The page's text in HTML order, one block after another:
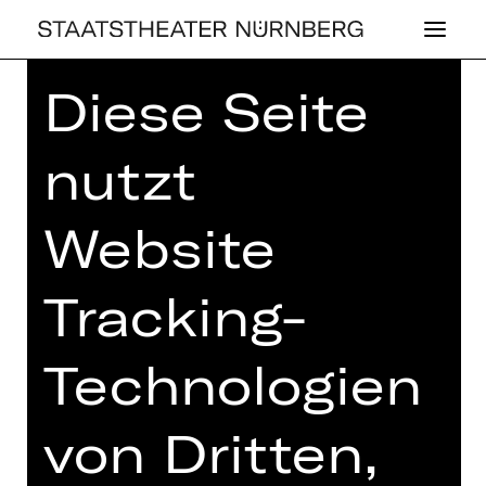
Home >Haus> Künstler*innen
Croonenbroeck
JAN CROO­NEN­
BRO­ECK
Diese Seite
nutzt
Website
Tracking-
Technologien
von Dritten,